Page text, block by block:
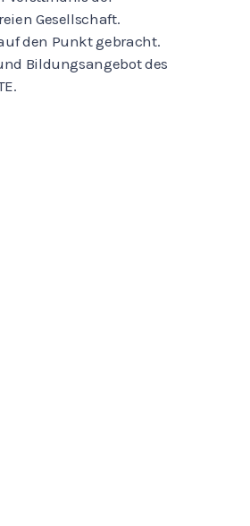
Gesellschaft.
den Punkt gebracht.
Bildungsangebot des